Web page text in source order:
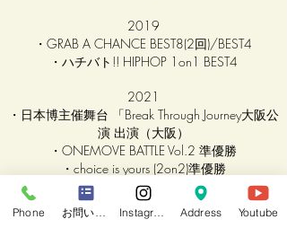
2019
・GRAB A CHANCE BEST8(2回)/BEST4
・ハチバト!! HIPHOP 1on1 BEST4
2021
・日本博主催舞台 「Break Through Journey大阪公
演 出演（大阪）
・ONEMOVE BATTLE Vol.2 準優勝
・choice is yours (2on2)準優勝
2022
・日本博主催舞台「Break Through Journey東京公演
Phone Address Youtube